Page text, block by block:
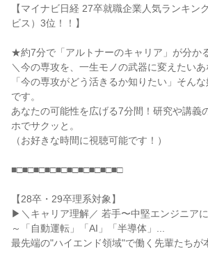
【マイナビ日経 27卒就職企業人気ランキン
ビス）3位！！】
★約7分で「アルトナーのキャリア」が分か
＼今の専攻を、一生モノの武器に変えたいあ
「今の専攻がどう活きるか知りたい」そん
です。
あなたの可能性を広げる7分間！研究や講義
ホでサクッと。
（お好きな時間に視聴可能です！）
■□■□■□■□■□■□■□■□■□■□
【28卒・29卒理系対象】
▶＼キャリア理解／ 若手〜中堅エンジニア
～「自動運転」「AI」「半導体」...
最先端の"ハイエンド領域"で働く先輩たちが